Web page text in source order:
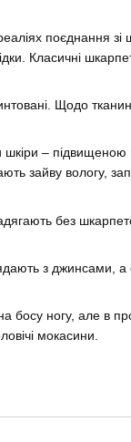
поєднання
Класичні
Щодо
– підвищеною
зайву вологу,
без
з джинсами, а
босу ногу, але в
мокасини.